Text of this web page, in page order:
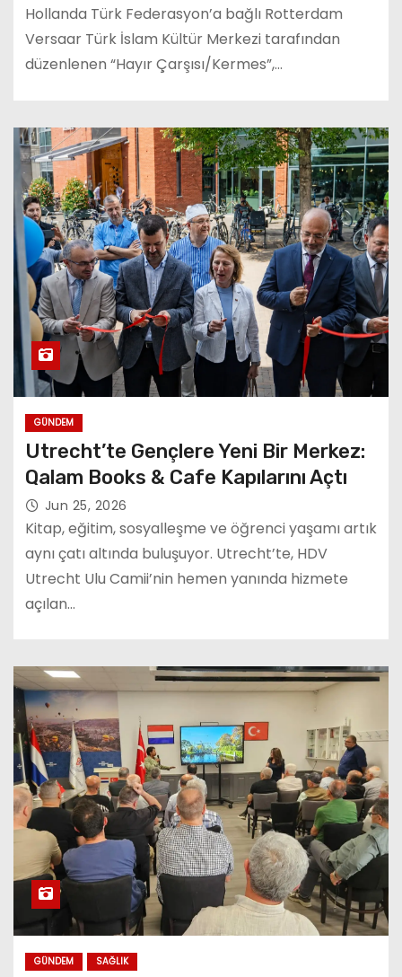
Hollanda Türk Federasyon’a bağlı Rotterdam
Versaar Türk İslam Kültür Merkezi tarafından
düzenlenen “Hayır Çarşısı/Kermes”,…
GÜNDEM
Utrecht’te Gençlere Yeni Bir Merkez:
Qalam Books & Cafe Kapılarını Açtı
Jun 25, 2026
Kitap, eğitim, sosyalleşme ve öğrenci yaşamı artık
aynı çatı altında buluşuyor. Utrecht’te, HDV
Utrecht Ulu Camii’nin hemen yanında hizmete
açılan…
GÜNDEM SAĞLIK